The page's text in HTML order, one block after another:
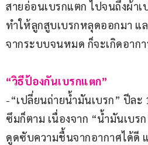
สายอ่อนเบรกแตก ไปจนถึงผ้า
ทำให้ลูกสูบเบรกหลุดออกมา แ
จากระบบจนหมด ก็จะเกิดอากา
“วิธีป้องกันเบรกแตก”
-“เปลี่ยนถ่ายน้ำมันเบรก” ปีละ
ซึมก็ตาม เนื่องจาก “น้ำมันเบ
ดูดซับความชื้นจากอากาศได้ดี